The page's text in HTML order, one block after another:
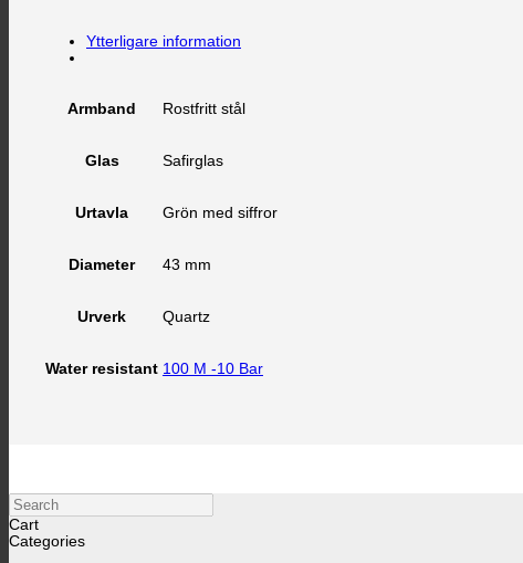
Ytterligare information
Armband Rostfritt stål
Glas Safirglas
Urtavla Grön med siffror
Diameter 43 mm
Urverk Quartz
Water resistant 100 M -10 Bar
Search
Cart
Categories